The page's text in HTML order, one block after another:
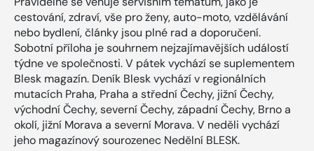
cestování, zdraví, vše pro ženy, auto-moto, vzdělávání
nebo bydlení, články jsou plné rad a doporučení.
Sobotní příloha je souhrnem nejzajímavějších událostí
týdne ve společnosti. V pátek vychází se suplementem
Blesk magazín. Deník Blesk vychází v regionálních
mutacích Praha, Praha a střední Čechy, jižní Čechy,
východní Čechy, severní Čechy, západní Čechy, Brno a
okolí, jižní Morava a severní Morava. V neděli vychází
jeho magazínový sourozenec Nedělní BLESK.